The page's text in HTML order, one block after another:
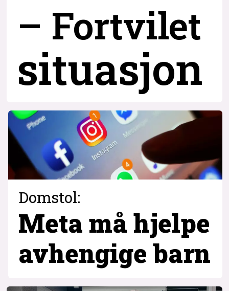
– Fortvilet
situasjon
Domstol:
Meta må hjelpe
avhengige barn